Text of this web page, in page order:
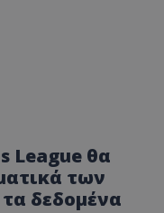
League θα
των
δεδομένα